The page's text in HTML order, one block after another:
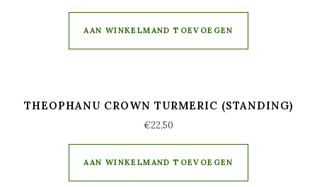
AAN WINKELMAND TOEVOEGEN
THEOPHANU CROWN TURMERIC (STANDING)
€22,50
AAN WINKELMAND TOEVOEGEN